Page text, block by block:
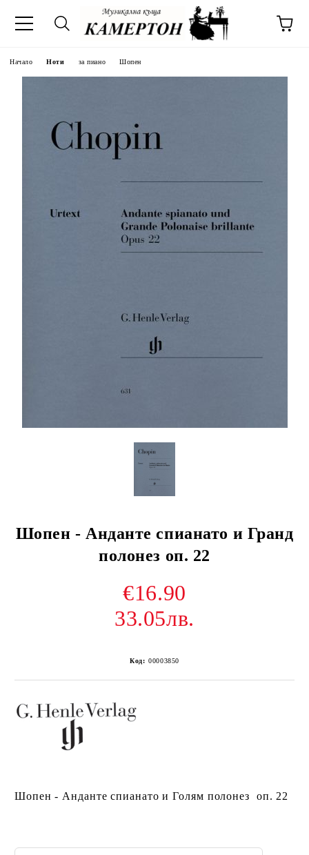
Начало Ноти за пиано Шопен
Шопен - Анданте спиaнато и Гранд
полонез оп. 22
€16.90
33.05лв.
Код: 00003850
Шопен - Анданте спиaнато и Голям полонез оп. 22